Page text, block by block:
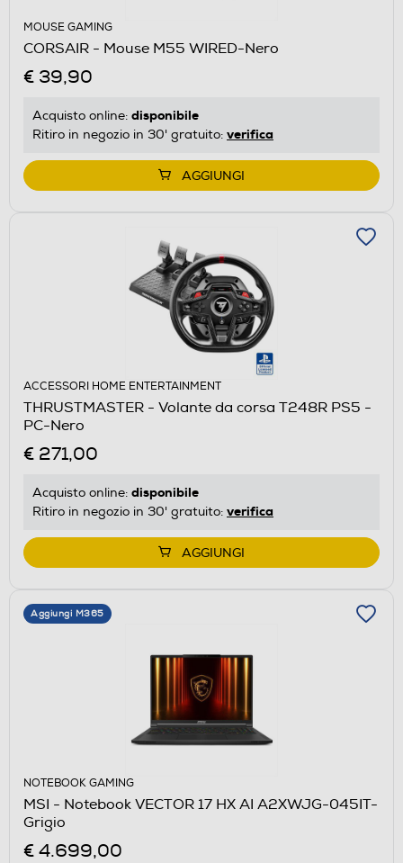
MOUSE GAMING
CORSAIR - Mouse M55 WIRED-Nero
€ 39,90
Acquisto online: disponibile
Ritiro in negozio in 30' gratuito: verifica
AGGIUNGI
ACCESSORI HOME ENTERTAINMENT
THRUSTMASTER - Volante da corsa T248R PS5 -
PC-Nero
€ 271,00
Acquisto online: disponibile
Ritiro in negozio in 30' gratuito: verifica
AGGIUNGI
Aggiungi M365
NOTEBOOK GAMING
MSI - Notebook VECTOR 17 HX AI A2XWJG-045IT-
Grigio
€ 4.699,00